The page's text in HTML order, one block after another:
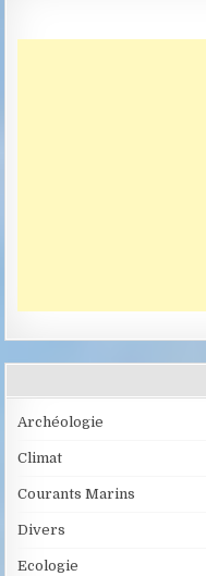
Archéologie
Climat
Courants Marins
Divers
Ecologie